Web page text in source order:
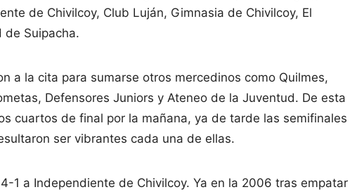
de Chivilcoy, Club Luján, Gimnasia de Chivilcoy, El
de Suipacha.
a la cita para sumarse otros mercedinos como Quilmes,
Defensores Juniors y Ateneo de la Juventud. De esta
cuartos de final por la mañana, ya de tarde las semifinales
ser vibrantes cada una de ellas.
1 a Independiente de Chivilcoy. Ya en la 2006 tras empatar